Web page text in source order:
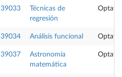
39033
Técnicas de
regresión
39034 Análisis funcional
39037
Astronomía
matemática